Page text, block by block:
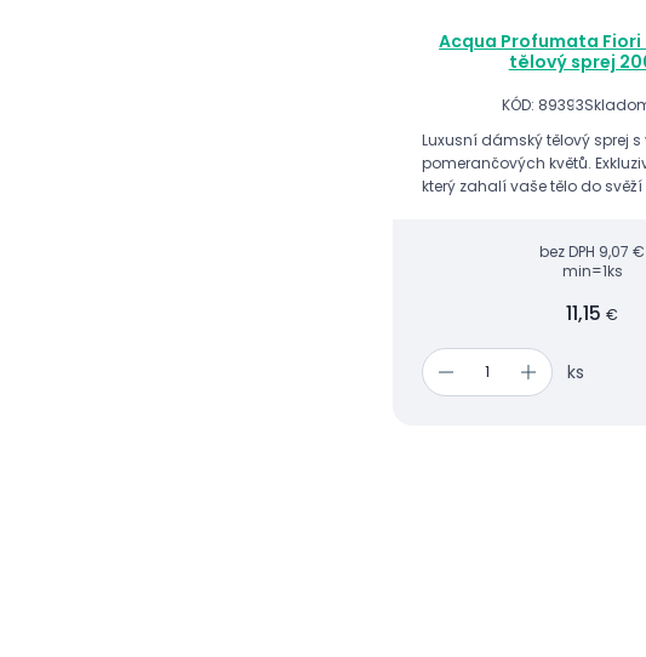
Acqua Profumata Fiori
tělový sprej
KÓD: 89393
Luxusní dámský tělový sprej
pomerančových květů.
který zahalí vaše tělo do
bez DPH 9,07 €
min=1ks
11,15€
ks